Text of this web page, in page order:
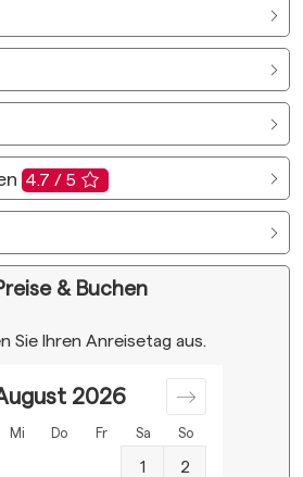
4.7 / 5
& Buchen
Sie Ihren Anreisetag aus.
Mi Do Fr Sa So
2026
1 2